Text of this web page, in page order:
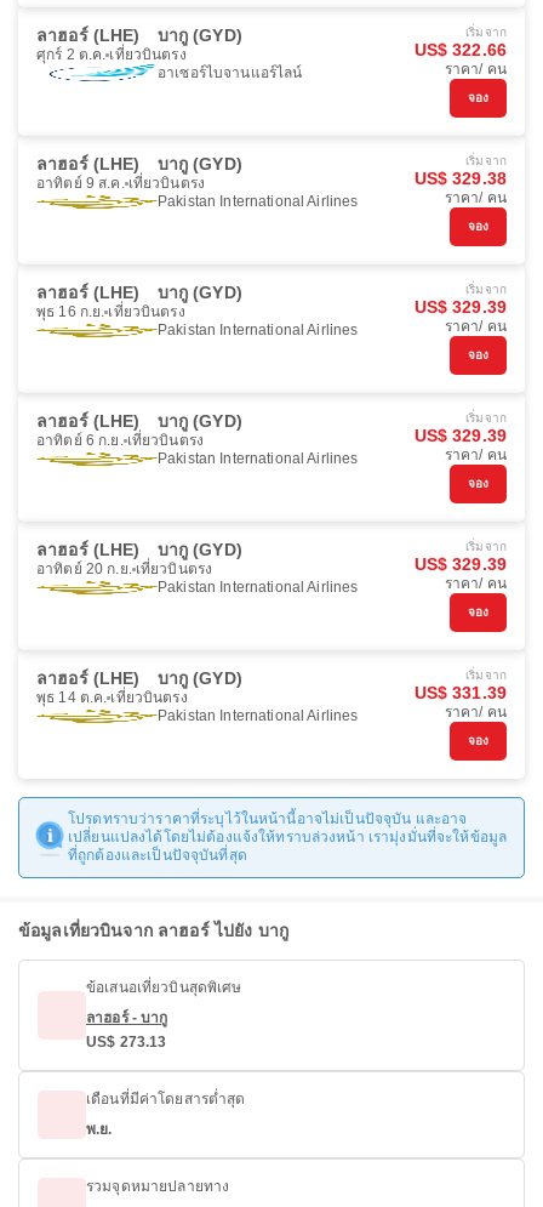
ลาฮอร์ (LHE) บากู (GYD)
ศุกร์ 2 ต.ค. เที่ยวบินตรง
อาเซอร์ไบจานแอร์ไลน์
เริ่มจาก
US$ 322.66
ราคา/ คน
จอง
ลาฮอร์ (LHE) บากู (GYD)
อาทิตย์ 9 ส.ค. เที่ยวบินตรง
Pakistan International Airlines
เริ่มจาก
US$ 329.38
ราคา/ คน
จอง
ลาฮอร์ (LHE) บากู (GYD)
พุธ 16 ก.ย. เที่ยวบินตรง
Pakistan International Airlines
เริ่มจาก
US$ 329.39
ราคา/ คน
จอง
ลาฮอร์ (LHE) บากู (GYD)
อาทิตย์ 6 ก.ย. เที่ยวบินตรง
Pakistan International Airlines
เริ่มจาก
US$ 329.39
ราคา/ คน
จอง
ลาฮอร์ (LHE) บากู (GYD)
อาทิตย์ 20 ก.ย. เที่ยวบินตรง
Pakistan International Airlines
เริ่มจาก
US$ 329.39
ราคา/ คน
จอง
ลาฮอร์ (LHE) บากู (GYD)
พุธ 14 ต.ค. เที่ยวบินตรง
Pakistan International Airlines
เริ่มจาก
US$ 331.39
ราคา/ คน
จอง
โปรดทราบว่าราคาที่ระบุไว้ในหน้านี้อาจไม่เป็นปัจจุบัน และอาจ
เปลี่ยนแปลงได้โดยไม่ต้องแจ้งให้ทราบล่วงหน้า เรามุ่งมั่นที่จะให้ข้อมูล
ที่ถูกต้องและเป็นปัจจุบันที่สุด
ข้อมูลเที่ยวบินจาก ลาฮอร์ ไปยัง บากู
ข้อเสนอเที่ยวบินสุดพิเศษ
ลาฮอร์ - บากู
US$ 273.13
เดือนที่มีค่าโดยสารต่ำสุด
พ.ย.
รวมจุดหมายปลายทาง